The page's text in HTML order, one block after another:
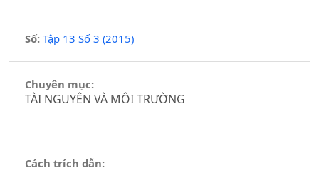
Số: Tập 13 Số 3 (2015)
Chuyên mục:
TÀI NGUYÊN VÀ MÔI TRƯỜNG
Cách trích dẫn: